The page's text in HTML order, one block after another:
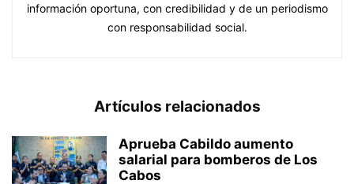
información oportuna, con credibilidad y de un periodismo
con responsabilidad social.
Artículos relacionados
Aprueba Cabildo aumento
salarial para bomberos de Los
Cabos